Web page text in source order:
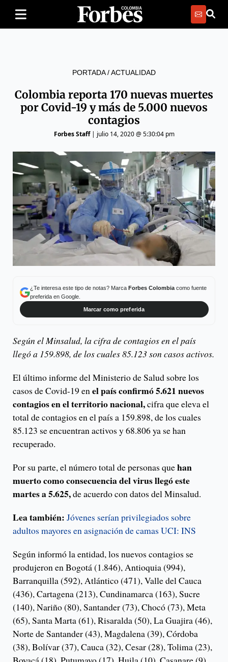
PORTADA/ACTUALIDAD
Colombia reporta 170 nuevas muertes
por Covid-19 y más de 5.000 nuevos
contagios
Forbes Staff| julio 14, 2020 @ 5:30:04 pm
¿Te interesa este tipo de notas? Marca Forbes Colombiacomo fuente
preferida en Google.
Marcar como preferida
Según el Minsalud, la cifra de contagios en el país
llegó a 159.898, de los cuales 85.123 son casos activos.
El último informe del Ministerio de Salud sobre los
casos de Covid-19 enel país confirmó 5.621 nuevos
contagios en el territorio nacional,cifra que eleva el
total de contagios en el país a 159.898, de los cuales
85.123 se encuentran activos y 68.806 ya se han
recuperado.
Por su parte, el número total de personas quehan
muerto como consecuencia del virus llegó este
martes a 5.625,de acuerdo con datos del Minsalud.
Lea también: Jóvenes serían privilegiados sobre
adultos mayores en asignación de camas UCI: INS
Según informó la entidad, los nuevos contagios se
produjeron en Bogotá (1.846), Antioquia (994),
Barranquilla (592), Atlántico (471), Valle del Cauca
(436), Cartagena (213), Cundinamarca (163), Sucre
(140), Nariño (80), Santander (73), Chocó (73), Meta
(65), Santa Marta (61), Risaralda (50), La Guajira (46),
Norte de Santander (43), Magdalena (39), Córdoba
(38), Bolívar (37), Cauca (32), Cesar (28), Tolima (23),